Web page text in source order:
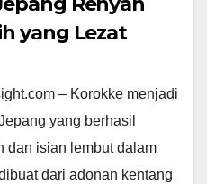
yang Lezat
– Korokke menjadi
yang berhasil
dan isian lembut dalam
dari adonan kentang